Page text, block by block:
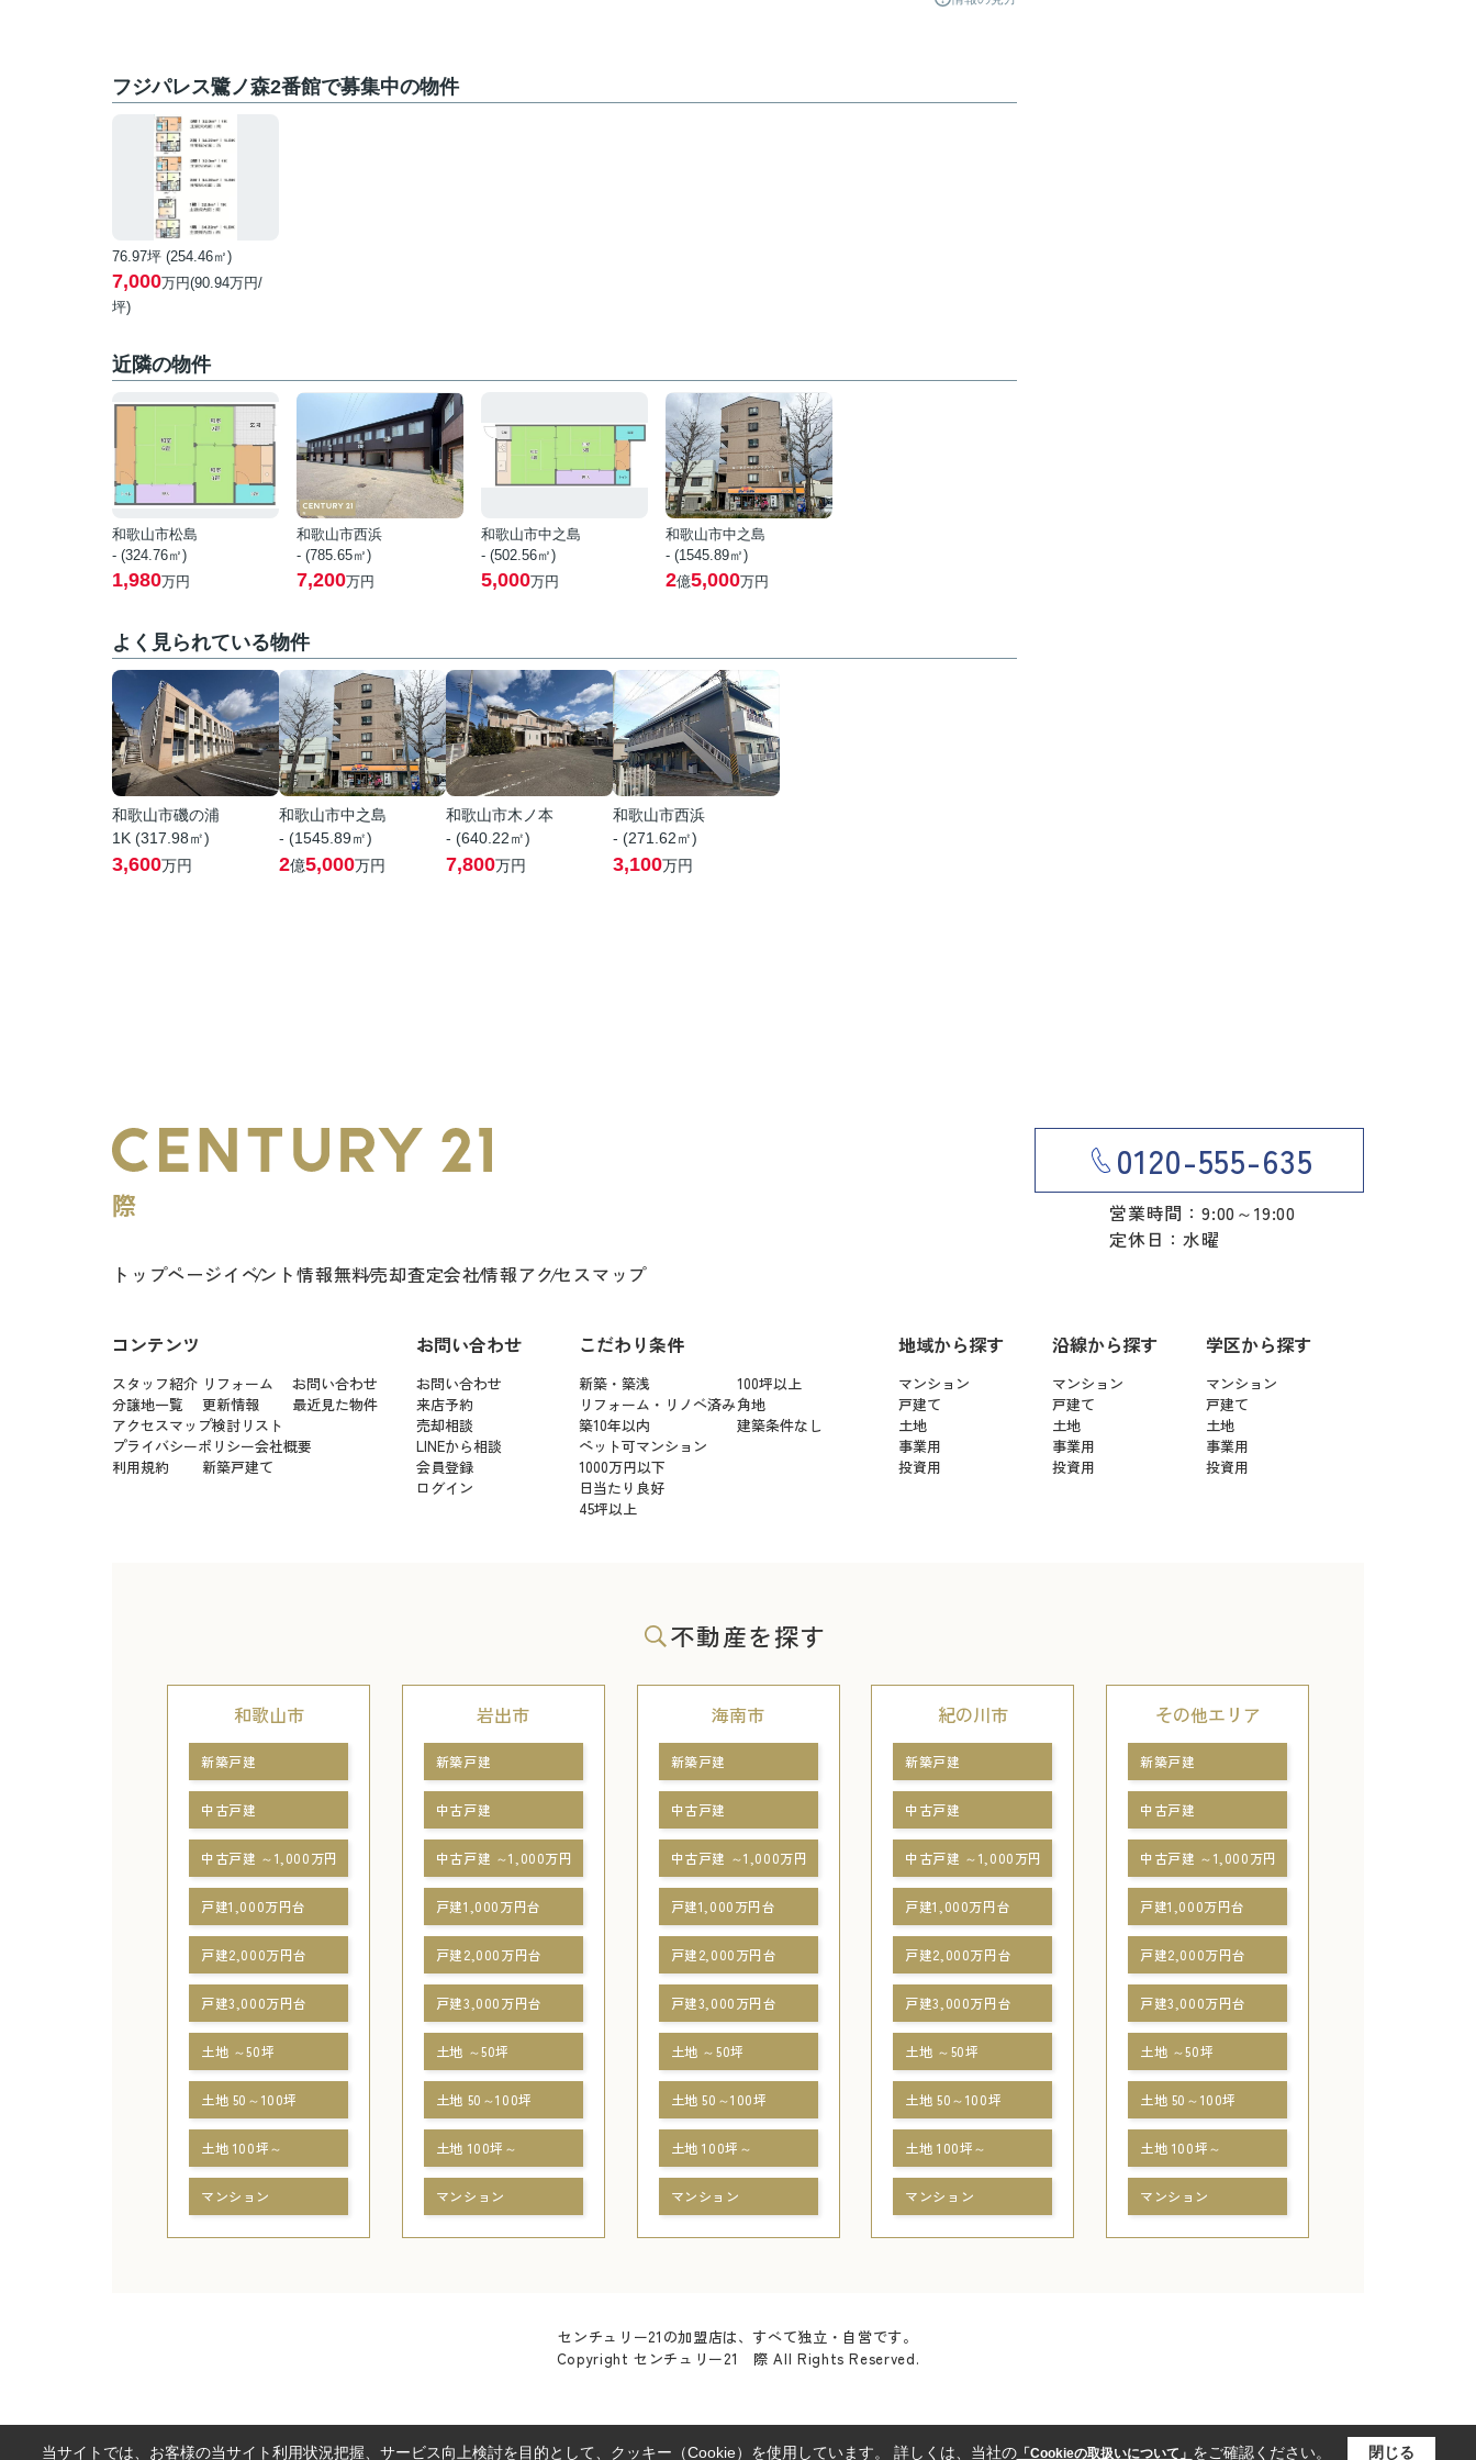
フジパレス鷺ノ森2番館で募集中の物件
76.97坪 (254.46㎡)
7,000万円(90.94万円/
坪)
近隣の物件
和歌山市松島
- (324.76㎡)
1,980万円
和歌山市西浜
- (785.65㎡)
7,200万円
和歌山市中之島
- (502.56㎡)
5,000万円
和歌山市中之島
- (1545.89㎡)
2億5,000万円
よく見られている物件
和歌山市磯の浦
1K (317.98㎡)
3,600万円
和歌山市中之島
- (1545.89㎡)
2億5,000万円
和歌山市木ノ本
- (640.22㎡)
7,800万円
和歌山市西浜
- (271.62㎡)
3,100万円
トップページイベント情報無料売却査定会社情報アクセスマップ
0120-555-635
営業時間：9:00～19:00
定休日：水曜
コンテンツ
スタッフ紹介 リフォーム
お問い合わせ
分譲地一覧
更新情報
最近見た物件
アクセスマップ検討リスト
プライバシーポリシー会社概要
利用規約
新築戸建て
お問い合わせ
お問い合わせ
来店予約
売却相談
LINEから相談
会員登録
ログイン
こだわり条件
新築・築浅
100坪以上
リフォーム・リノベ済み角地
築10年以内
建築条件なし
ペット可マンション
1000万円以下
日当たり良好
45坪以上
地域から探す
マンション
戸建て
土地
事業用
投資用
沿線から探す
マンション
戸建て
土地
事業用
投資用
学区から探す
マンション
戸建て
土地
事業用
投資用
不動産を探す
和歌山市
新築戸建
中古戸建
中古戸建 ～1,000万円
戸建1,000万円台
戸建2,000万円台
戸建3,000万円台
土地 ～50坪
土地 50～100坪
土地 100坪～
マンション
岩出市
新築戸建
中古戸建
中古戸建 ～1,000万円
戸建1,000万円台
戸建2,000万円台
戸建3,000万円台
土地 ～50坪
土地 50～100坪
土地 100坪～
マンション
海南市
新築戸建
中古戸建
中古戸建 ～1,000万円
戸建1,000万円台
戸建2,000万円台
戸建3,000万円台
土地 ～50坪
土地 50～100坪
土地 100坪～
マンション
紀の川市
新築戸建
中古戸建
中古戸建 ～1,000万円
戸建1,000万円台
戸建2,000万円台
戸建3,000万円台
土地 ～50坪
土地 50～100坪
土地 100坪～
マンション
その他エリア
新築戸建
中古戸建
中古戸建 ～1,000万円
戸建1,000万円台
戸建2,000万円台
戸建3,000万円台
土地 ～50坪
土地 50～100坪
土地 100坪～
マンション
センチュリー21の加盟店は、すべて独立・自営です。
Copyright センチュリー21 際 All Rights Reserved.
当サイトでは、お客様の当サイト利用状況把握、サービス向上検討を目的として、クッキー（Cookie）を使用しています。 詳しくは、当社の「Cookieの取扱いについて」 をご確認ください。 閉じる